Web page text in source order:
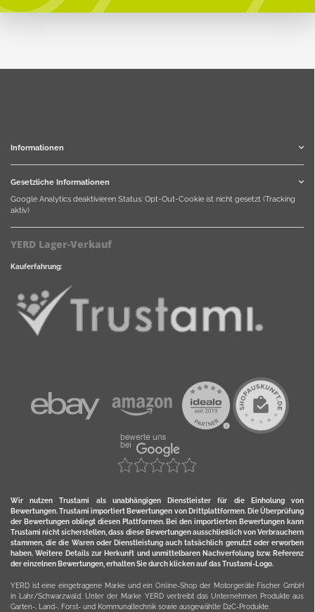
Informationen
Gesetzliche Informationen
Google Analytics deaktivieren Status: Opt-Out-Cookie ist nicht gesetzt (Tracking
aktiv)
YERD Lager-Verkauf
Kauferfahrung:
Wir nutzen Trustami als unabhängigen Dienstleister für die Einholung von
Bewertungen. Trustami importiert Bewertungen von Drittplattformen. Die Überprüfung
der Bewertungen obliegt diesen Plattformen. Bei den importierten Bewertungen kann
Trustami nicht sicherstellen, dass diese Bewertungen ausschließlich von Verbrauchern
stammen, die die Waren oder Dienstleistung auch tatsächlich genutzt oder erworben
haben. Weitere Details zur Herkunft und unmittelbaren Nachverfolung bzw. Referenz
der einzelnen Bewertungen, erhalten Sie durch klicken auf das Trustami-Logo.
YERD ist eine eingetragene Marke und ein Online-Shop der Motorgeräte Fischer GmbH
in Lahr/Schwarzwald. Unter der Marke YERD vertreibt das Unternehmen Produkte aus
Garten-, Land-, Forst- und Kommunaltechnik sowie ausgewählte D2C-Produkte.